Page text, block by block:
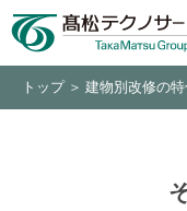
トップ＞ 建物別改修の